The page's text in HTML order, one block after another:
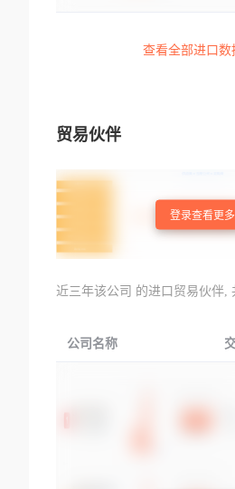
查看全部进口数
贸易伙伴
登录查看更多
近三年该公司 的进口贸易伙伴,
公司名称